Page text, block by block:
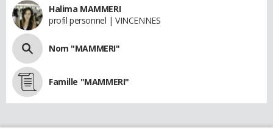
Halima MAMMERI
profil personnel | VINCENNES
Nom "MAMMERI"
Famille "MAMMERI"